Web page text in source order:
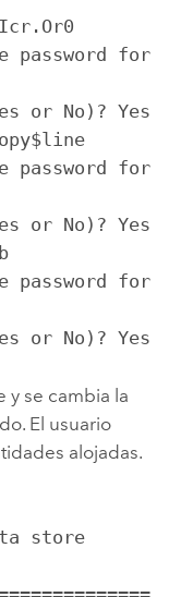
password for
or No)? Yes
password for
or No)? Yes
password for
or No)? Yes
y se cambia la
El usuario
alojadas.
store